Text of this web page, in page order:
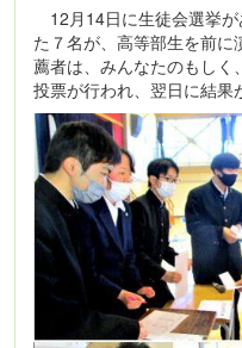
12月14日に生徒会選挙が
た７名が、高等部生を前
薦者は、みんなたのもしく
投票が行われ、翌日に結果